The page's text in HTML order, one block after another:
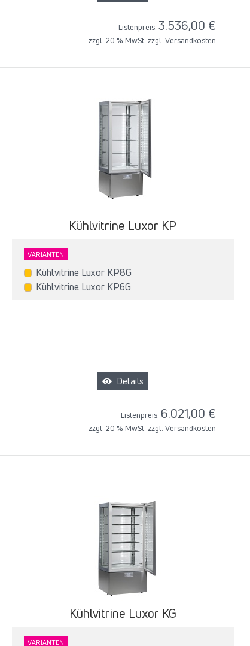
Listenpreis: 3.536,00 €
zzgl. 20 % MwSt. zzgl. Versandkosten
Kühlvitrine Luxor KP
VARIANTEN
Kühlvitrine Luxor KP8G
Kühlvitrine Luxor KP6G
Details
Listenpreis: 6.021,00 €
zzgl. 20 % MwSt. zzgl. Versandkosten
Kühlvitrine Luxor KG
VARIANTEN